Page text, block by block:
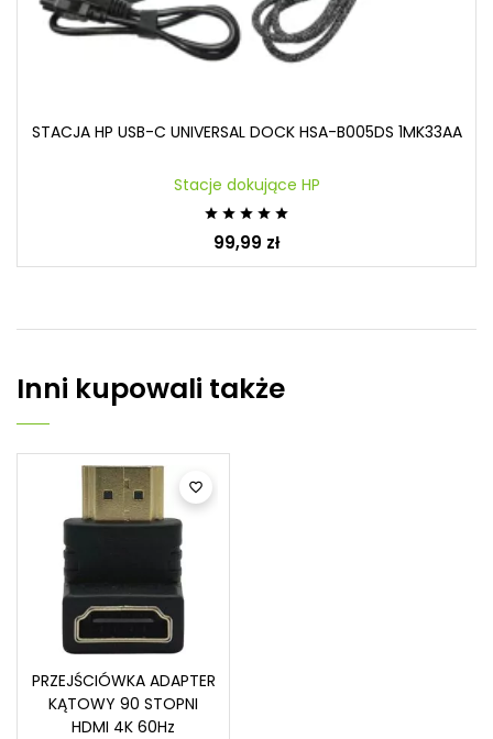
STACJA HP USB-C UNIVERSAL DOCK HSA-B005DS 1MK33AA
Stacje dokujące HP
    
99,99 zł
Inni kupowali także

PRZEJŚCIÓWKA ADAPTER
KĄTOWY 90 STOPNI
HDMI 4K 60Hz